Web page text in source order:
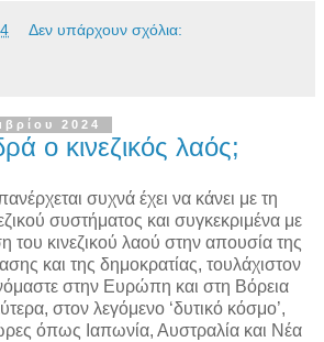
Δεν υπάρχουν σχόλια:
2024
ο κινεζικός λαός;
συχνά έχει να κάνει με τη
συστήματος και συγκεκριμένα με
του κινεζικού λαού στην απουσία της
και της δημοκρατίας, τουλάχιστον
στην Ευρώπη και στη Βόρεια
στον λεγόμενο ‘δυτικό κόσμο’,
όπως Ιαπωνία, Αυστραλία και Νέα